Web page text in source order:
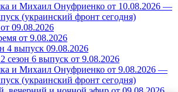
и Михаил Онуфриенко от 10.08.2026 —
(украинский фронт сегодня)
09.08.2026
от 9.08.2026
4 выпуск 09.08.2026
сезон 6 выпуск от 9.08.2026
и Михаил Онуфриенко от 9.08.2026 —
(украинский фронт сегодня)